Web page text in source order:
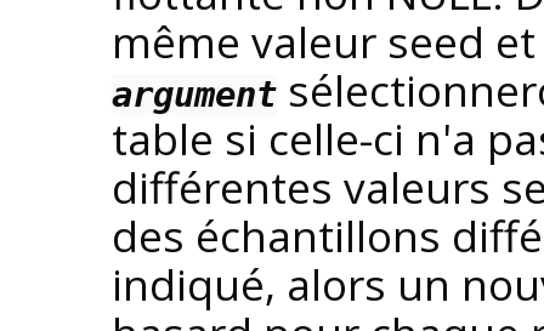
même valeur seed
argument
table si celle-ci n'a
différentes valeurs
des échantillons
indiqué, alors un